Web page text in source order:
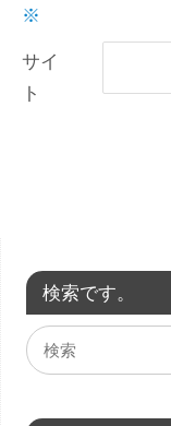
※
サイ
ト
検索です。